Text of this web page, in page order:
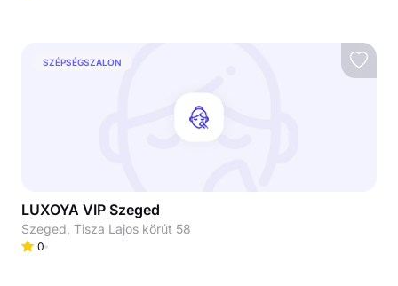
SZÉPSÉGSZALON
LUXOYA VIP Szeged
Szeged, Tisza Lajos körút 58
0